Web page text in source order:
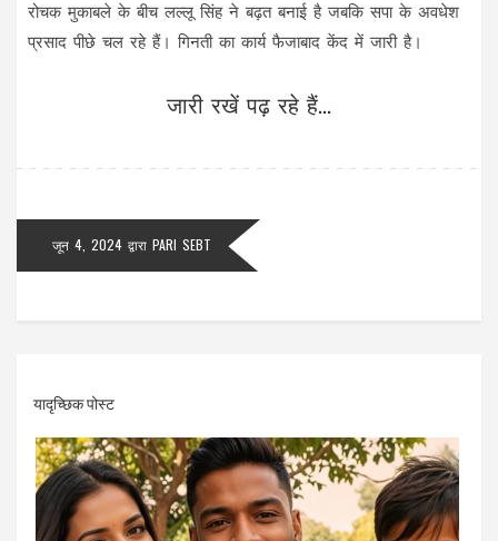
रोचक मुकाबले के बीच लल्लू सिंह ने बढ़त बनाई है जबकि सपा के अवधेश
प्रसाद पीछे चल रहे हैं। गिनती का कार्य फैजाबाद केंद में जारी है।
जारी रखें पढ़ रहे हैं...
जून 4, 2024 द्वारा PARI SEBT
यादृच्छिक पोस्ट